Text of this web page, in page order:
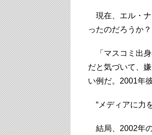
現在、エル・ナ
ったのだろうか
「マスコミ出身
だと気づいて、
い例だ。2001年
“メディアに力
結局、2002年